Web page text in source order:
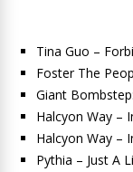
Tina Guo –
Foster The
Giant
Halcyon Way –
Halcyon Way –
Pythia – Just A